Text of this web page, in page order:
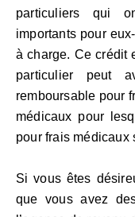
particuliers qui
importants pour
à charge. Ce crédit
particulier peut
remboursable pour
médicaux pour
pour frais médicaux
Si vous êtes
que vous avez